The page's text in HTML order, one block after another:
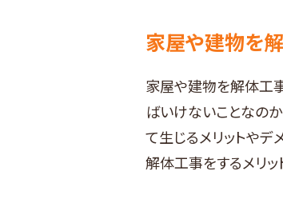
家屋や建物を
家屋や建物を解体工
ばいけないことなの
て生じるメリットやデ
解体工事をするメリッ